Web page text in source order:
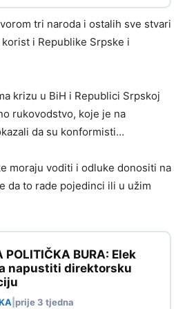
tri naroda i ostalih sve stvari
i Republike Srpske i
krizu u BiH i Republici Srpskoj
rukovodstvo, koje je na
da su konformisti…
moraju voditi i odluke donositi na
da to rade pojedinci ili u užim
POLITIČKA BURA: Elek
napustiti direktorsku
prije 3 tjedna